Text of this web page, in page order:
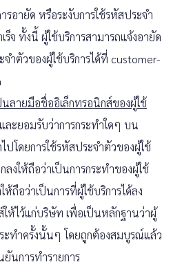
อายัด หรือระงับการใช้รหัสประจำ
ร็จ ทั้งนี้ ผู้ใช้บริการสามารถแจ้งอายัด
จำตัวของผู้ใช้บริการได้ที่ customer-
ลายมือชื่ออิเล็กทรอนิกส์ของผู้ใช้
ละยอมรับว่าการกระทำใดๆ บน
ปโดยการใช้รหัสประจำตัวของผู้ใช้
ลงให้ถือว่าเป็นการกระทำของผู้ใช้
ห้ถือว่าเป็นการที่ผู้ใช้บริการได้ลง
ห้ไว้แก่บริษัท เพื่อเป็นหลักฐานว่าผู้
ะทำครั้งนั้นๆ โดยถูกต้องสมบูรณ์แล้ว
นการทำรายการ